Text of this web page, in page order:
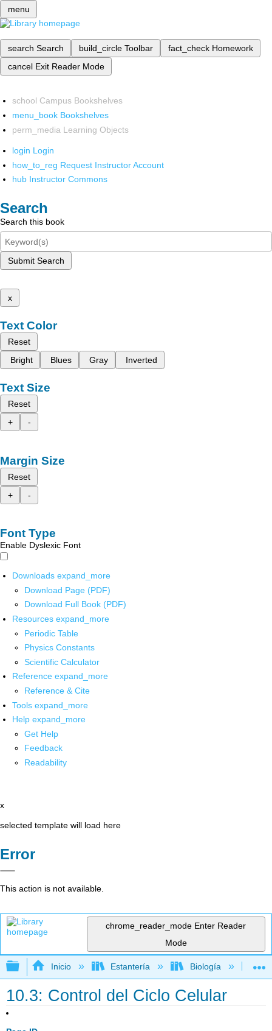
menu
search Search build_circle Toolbar fact_check Homework
cancel Exit Reader Mode
school Campus Bookshelves
menu_book Bookshelves
perm_media Learning Objects
login Login
how_to_reg Request Instructor Account
hub Instructor Commons
Search
Search this book
Submit Search
x
Text Color
Reset
Bright
Blues Gray Inverted
Text Size
Reset
+
-
Margin Size
Reset
+
-
Font Type
Enable Dyslexic Font
Downloads expand_more
Download Page (PDF)
Download Full Book (PDF)
Resources expand_more
Periodic Table
Physics Constants
Scientific Calculator
Reference expand_more
Reference & Cite
Tools expand_more
Help expand_more
Get Help
Feedback
Readability
x
selected template will load here
Error
This action is not available.
chrome_reader_mode Enter Reader
Mode
Expandir/contraer jerarquía global
Inicio Estantería Biología
10.3: Control del Ciclo Celular